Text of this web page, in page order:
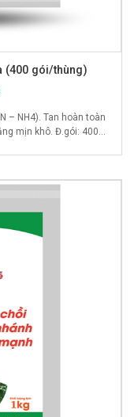
(400 gói/thùng)
– NH4). Tan hoàn toàn
mịn khô. Đ.gói: 400...